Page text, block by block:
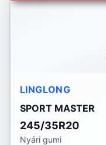
LINGLONG
SPORT MASTER
245/35R20
Nyári gumi